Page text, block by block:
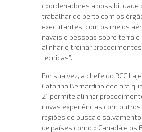
coordenadores a possibilidade
trabalhar de perto com os
executantes, com os meios
navais e pessoas sobre terra e
alinhar e treinar procedimentos
técnicas”.
Por sua vez, a chefe do RCC
Catarina Bernardino declara que
21 permite alinhar
novas experiências com outros
regiões de busca e
de países como o Canadá e os